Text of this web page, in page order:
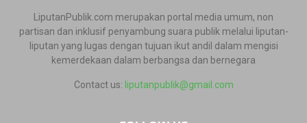
LiputanPublik.com merupakan portal media umum, non
partisan dan inklusif penyambung suara publik melalui liputan-
liputan yang lugas dengan tujuan ikut andil dalam mengisi
kemerdekaan dalam berbangsa dan bernegara
Contact us: liputanpublik@gmail.com